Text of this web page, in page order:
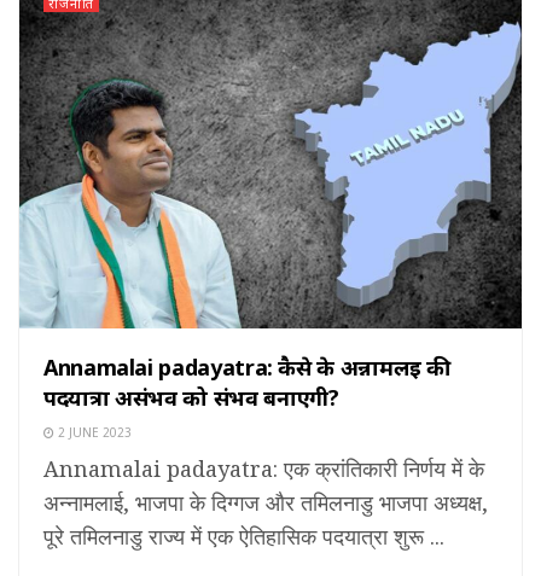
Annamalai padayatra: कैसे के अन्नामलई की
पदयात्रा असंभव को संभव बनाएगी?
2 JUNE 2023
Annamalai padayatra: एक क्रांतिकारी निर्णय में के
अन्नामलाई, भाजपा के दिग्गज और तमिलनाडु भाजपा अध्यक्ष,
पूरे तमिलनाडु राज्य में एक ऐतिहासिक पदयात्रा शुरू ...